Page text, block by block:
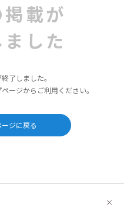
載が
した
了しました。
ージからご利用ください。
ージに戻る